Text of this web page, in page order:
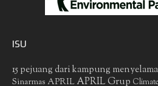
ISU
15 pejuang dari kampung
Sinarmas APRIL APRIL Grup